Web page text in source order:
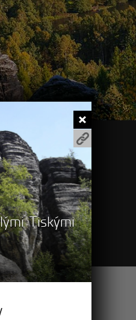
cíle
Tiskými